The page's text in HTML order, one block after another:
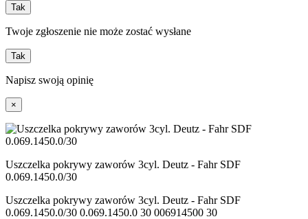
Tak
Twoje zgłoszenie nie może zostać wysłane
Tak
Napisz swoją opinię
×
Uszczelka pokrywy zaworów 3cyl. Deutz - Fahr SDF
0.069.1450.0/30
Uszczelka pokrywy zaworów 3cyl. Deutz - Fahr SDF
0.069.1450.0/30 0.069.1450.0 30 006914500 30